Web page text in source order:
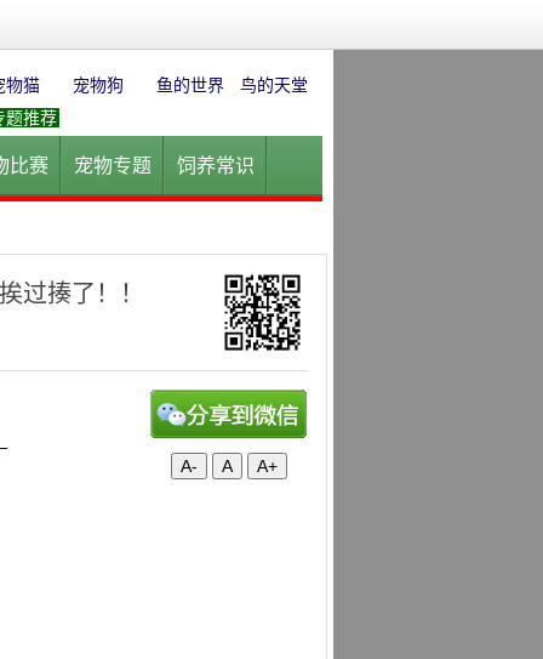
物猫 宠物狗 鱼的世界
鸟的天堂
题推荐
比赛 宠物专题 饲养常识
过揍了！！
A- A A+